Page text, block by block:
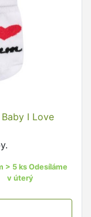
I Love
> 5 ks Odesíláme
v úterý